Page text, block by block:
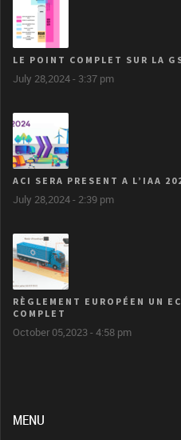
LE POINT COMPLET SUR LA
July 28,2024 - 3:37 pm
ACI SERA PRESENT A L’IAA
July 28,2024 - 2:39 pm
RÈGLEMENT EUROPÉEN UN
COMPLET
October 05,2023 - 4:58 pm
MENU